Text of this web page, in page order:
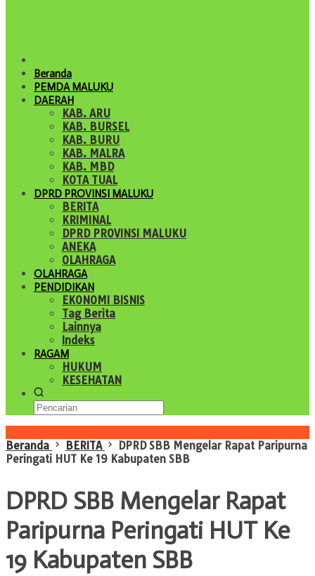
Beranda
PEMDA MALUKU
DAERAH
KAB. ARU
KAB. BURSEL
KAB. BURU
KAB. MALRA
KAB. MBD
KOTA TUAL
DPRD PROVINSI MALUKU
BERITA
KRIMINAL
DPRD PROVINSI MALUKU
ANEKA
OLAHRAGA
OLAHRAGA
PENDIDIKAN
EKONOMI BISNIS
Tag Berita
Lainnya
Indeks
RAGAM
HUKUM
KESEHATAN
Beranda
BERITA
DPRD SBB Mengelar Rapat Paripurna
Peringati HUT Ke 19 Kabupaten SBB
DPRD SBB Mengelar Rapat
Paripurna Peringati HUT Ke
19 Kabupaten SBB